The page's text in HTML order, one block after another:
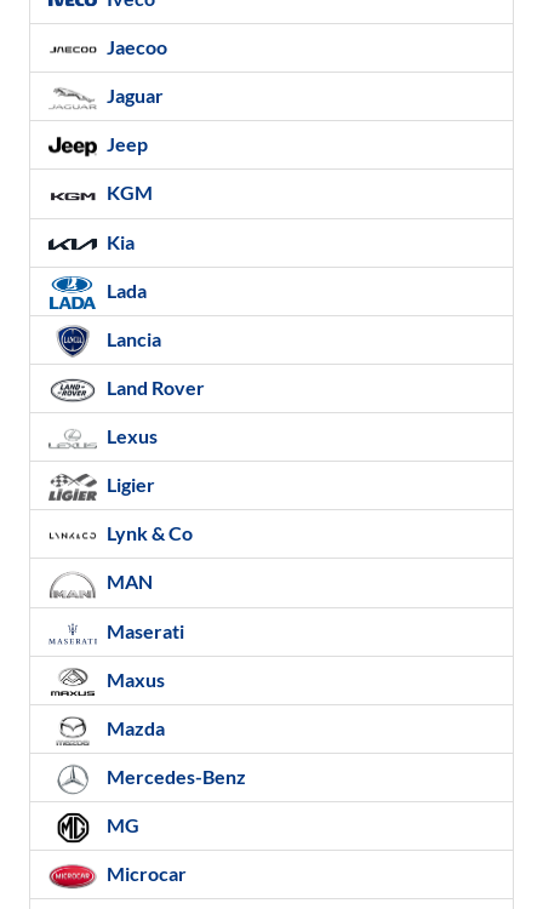
Jaecoo
Jaguar
Jeep
KGM
Kia
Lada
Lancia
Land Rover
Lexus
Ligier
Lynk & Co
MAN
Maserati
Maxus
Mazda
Mercedes-Benz
MG
Microcar